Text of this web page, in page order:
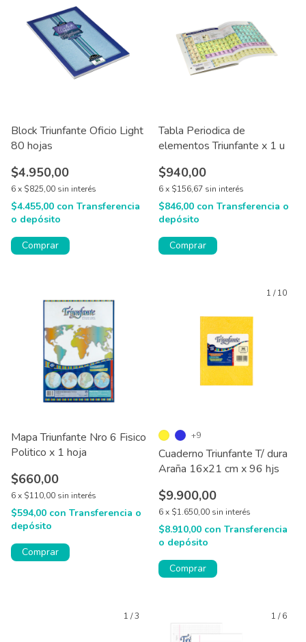
Block Triunfante Oficio Light
80 hojas
$4.950,00
6x $825,00 sin interés
$4.455,00 con Transferencia
o depósito
Comprar
Tabla Periodica de
elementos Triunfante x 1 u
$940,00
6x $156,67 sin interés
$846,00 con Transferencia o
depósito
Mapa Triunfante Nro 6 Fisico
Politico x 1 hoja
$660,00
6x $110,00 sin interés
$594,00 con Transferencia o
depósito
Comprar
1 /10
Cuaderno Triunfante T/ dura
Araña 16x21 cm x 96 hjs
$9.900,00
6x $1.650,00 sin interés
$8.910,00 con Transferencia
o depósito
+9
Comprar
1 /3 1 /6